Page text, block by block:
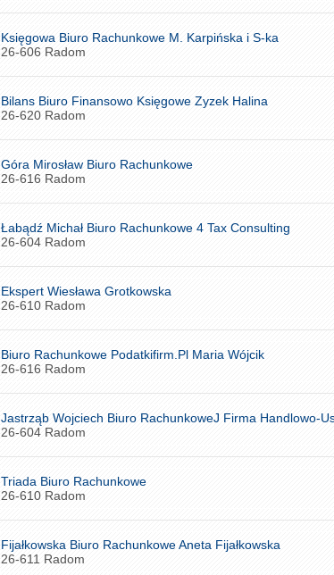
Księgowa Biuro Rachunkowe M. Karpińska i S-ka
26-606 Radom
Bilans Biuro Finansowo Księgowe Zyzek Halina
26-620 Radom
Góra Mirosław Biuro Rachunkowe
26-616 Radom
Łabądź Michał Biuro Rachunkowe 4 Tax Consulting
26-604 Radom
Ekspert Wiesława Grotkowska
26-610 Radom
Biuro Rachunkowe Podatkifirm.Pl Maria Wójcik
26-616 Radom
Jastrząb Wojciech Biuro RachunkoweJ Firma Handlowo-
26-604 Radom
Triada Biuro Rachunkowe
26-610 Radom
Fijałkowska Biuro Rachunkowe Aneta Fijałkowska
26-611 Radom